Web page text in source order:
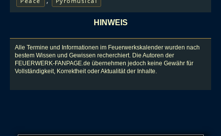
HINWEIS
Alle Termine und Informationen im Feuerwerkskalender wurden nach
bestem Wissen und Gewissen recherchiert. Die Autoren der
FEUERWERK-FANPAGE.de übernehmen jedoch keine Gewähr für
Vollständigkeit, Korrektheit oder Aktualität der Inhalte.